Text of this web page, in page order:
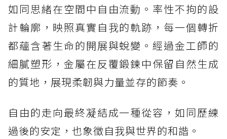
如同思緒在空間中自由流動。率性不拘的設
計輪廓，映照真實自我的軌跡，每一個轉折
都蘊含著生命的開展與蛻變。經過金工師的
細膩塑形，金屬在反覆鍛鍊中保留自然生成
的質地，展現柔韌與力量並存的節奏。
自由的走向最終凝結成一種從容，如同歷練
過後的安定，也象徵自我與世界的和諧。